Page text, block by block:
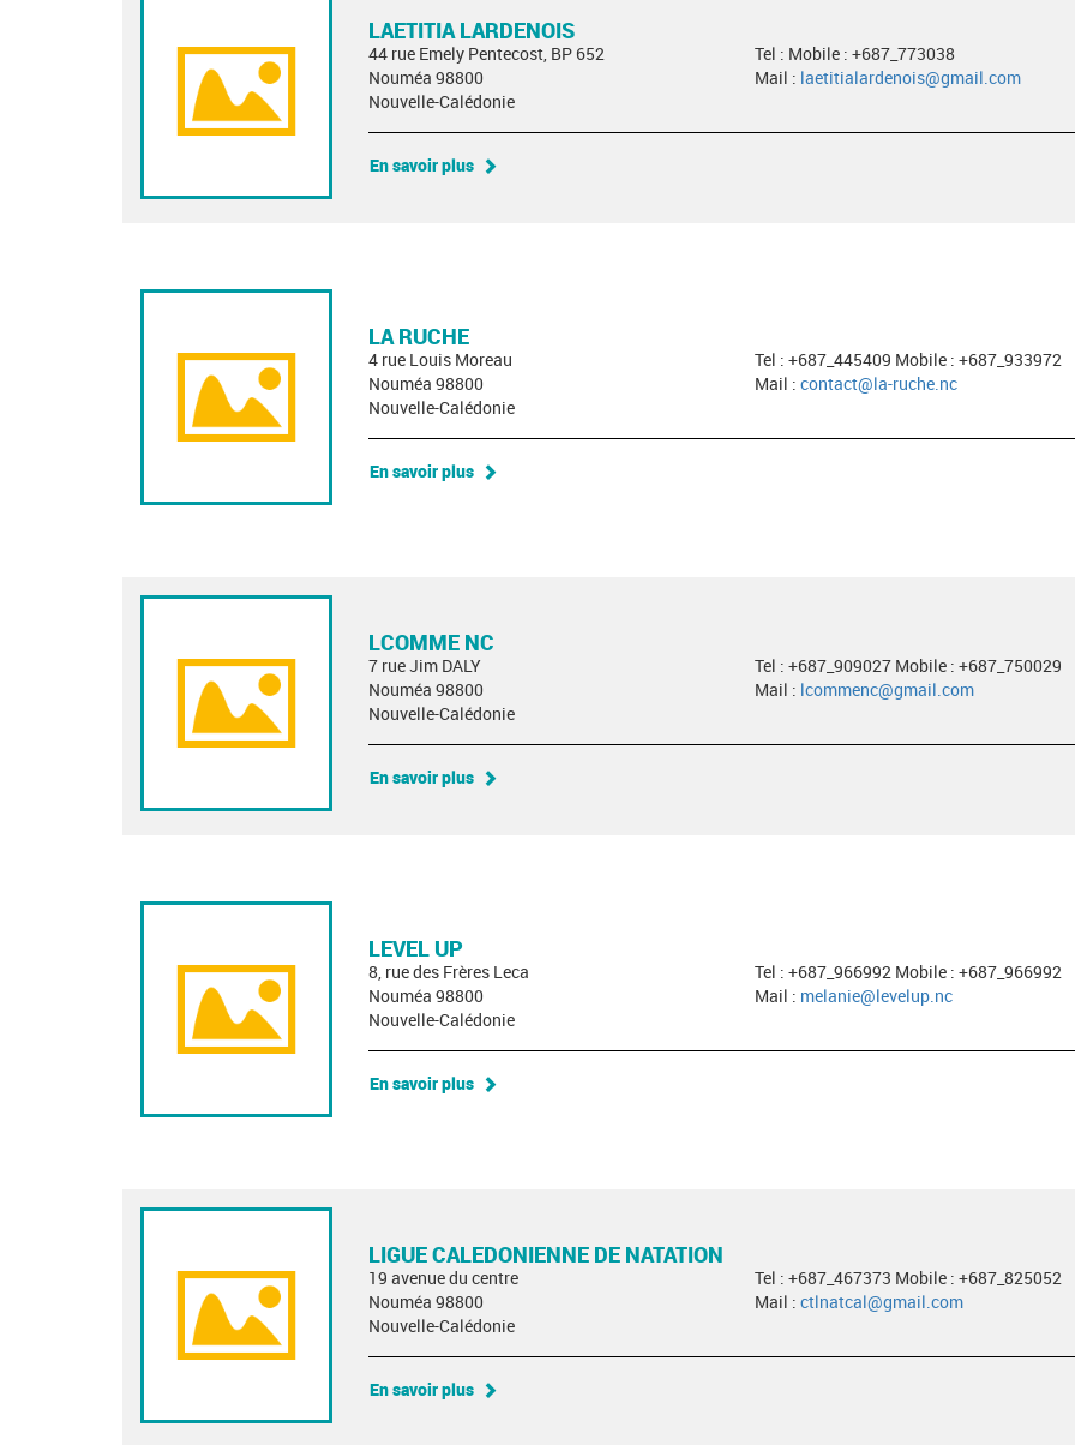
LAETITIA LARDENOIS
44 rue Emely Pentecost, BP 652
Nouméa 98800
Nouvelle-Calédonie
Tel : Mobile : +687_773038
Mail : laetitialardenois@gmail.com
En savoir plus
LA RUCHE
4 rue Louis Moreau
Nouméa 98800
Nouvelle-Calédonie
Tel : +687_445409 Mobile : +687_933972
Mail : contact@la-ruche.nc
En savoir plus
LCOMME NC
7 rue Jim DALY
Nouméa 98800
Nouvelle-Calédonie
Tel : +687_909027 Mobile : +687_750029
Mail : lcommenc@gmail.com
En savoir plus
LEVEL UP
8, rue des Frères Leca
Nouméa 98800
Nouvelle-Calédonie
Tel : +687_966992 Mobile : +687_966992
Mail : melanie@levelup.nc
En savoir plus
LIGUE CALEDONIENNE DE NATATION
19 avenue du centre
Nouméa 98800
Nouvelle-Calédonie
Tel : +687_467373 Mobile : +687_825052
Mail : ctlnatcal@gmail.com
En savoir plus